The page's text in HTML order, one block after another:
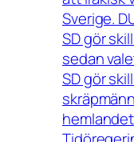
Sverige.
SD gör
sedan
SD gör